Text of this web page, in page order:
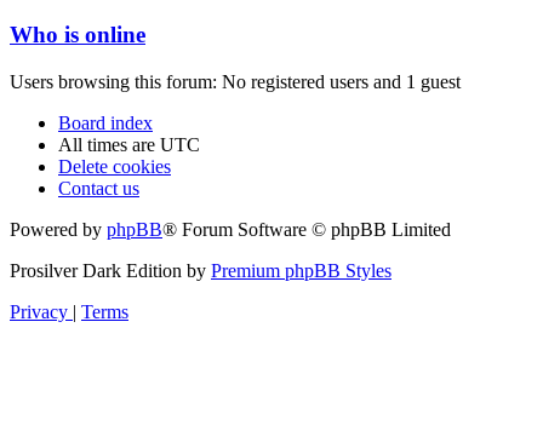
Who is online
Users browsing this forum: No registered users and 1 guest
Board index
All times are UTC
Delete cookies
Contact us
Powered by phpBB® Forum Software © phpBB Limited
Prosilver Dark Edition by Premium phpBB Styles
Privacy | Terms